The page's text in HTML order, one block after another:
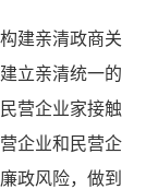
建亲清政商关
立亲清统一的
营企业家接触
企业和民营企
政风险，做到